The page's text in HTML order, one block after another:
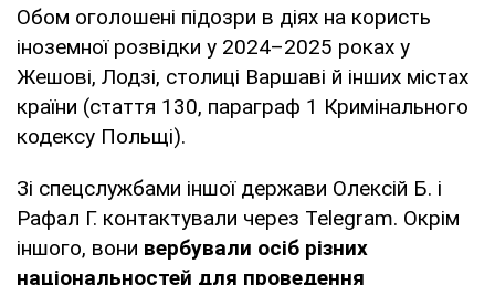
Обом оголошені підозри в діях на користь
іноземної розвідки у 2024–2025 роках у
Жешові, Лодзі, столиці Варшаві й інших містах
країни (стаття 130, параграф 1 Кримінального
кодексу Польщі).
Зі спецслужбами іншої держави Олексій Б. і
Рафал Г. контактували через Telegram. Окрім
іншого, вони вербували осіб різних
національностей для проведення